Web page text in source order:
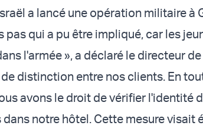
a lancé une opération militaire à
pas qui a pu être impliqué, car les
l'armée », a déclaré le directeur
distinction entre nos clients. En
avons le droit de vérifier l'identité
notre hôtel. Cette mesure visait